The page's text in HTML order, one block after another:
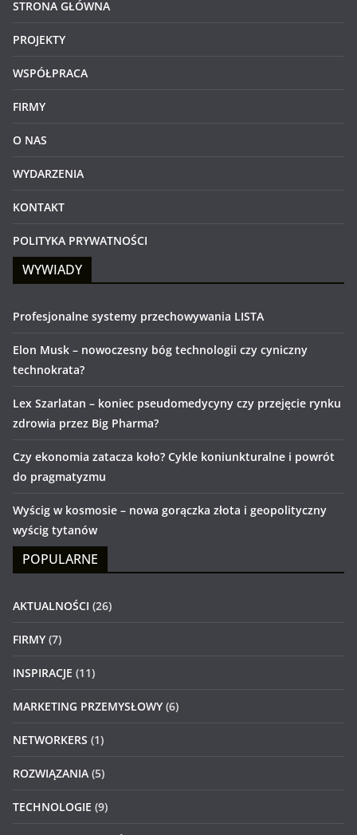
STRONA GŁÓWNA
PROJEKTY
WSPÓŁPRACA
FIRMY
O NAS
WYDARZENIA
KONTAKT
POLITYKA PRYWATNOŚCI
WYWIADY
Profesjonalne systemy przechowywania LISTA
Elon Musk – nowoczesny bóg technologii czy cyniczny
technokrata?
Lex Szarlatan – koniec pseudomedycyny czy przejęcie rynku
zdrowia przez Big Pharma?
Czy ekonomia zatacza koło? Cykle koniunkturalne i powrót
do pragmatyzmu
Wyścig w kosmosie – nowa gorączka złota i geopolityczny
wyścig tytanów
POPULARNE
AKTUALNOŚCI (26)
FIRMY (7)
INSPIRACJE (11)
MARKETING PRZEMYSŁOWY (6)
NETWORKERS (1)
ROZWIĄZANIA (5)
TECHNOLOGIE (9)